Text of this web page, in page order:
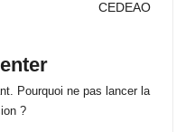
CEDEAO
Pourquoi ne pas lancer la
?